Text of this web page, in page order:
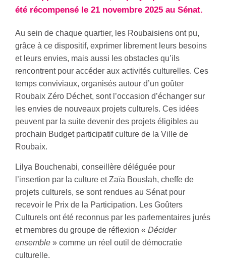
été récompensé le 21 novembre 2025 au Sénat.
Au sein de chaque quartier, les Roubaisiens ont pu,
grâce à ce dispositif, exprimer librement leurs besoins
et leurs envies, mais aussi les obstacles qu’ils
rencontrent pour accéder aux activités culturelles. Ces
temps conviviaux, organisés autour d’un goûter
Roubaix Zéro Déchet, sont l’occasion d’échanger sur
les envies de nouveaux projets culturels. Ces idées
peuvent par la suite devenir des projets éligibles au
prochain Budget participatif culture de la Ville de
Roubaix.
Lilya Bouchenabi, conseillère déléguée pour
l’insertion par la culture et Zaïa Bouslah, cheffe de
projets culturels, se sont rendues au Sénat pour
recevoir le Prix de la Participation. Les Goûters
Culturels ont été reconnus par les parlementaires jurés
et membres du groupe de réflexion « Décider
ensemble » comme un réel outil de démocratie
culturelle.